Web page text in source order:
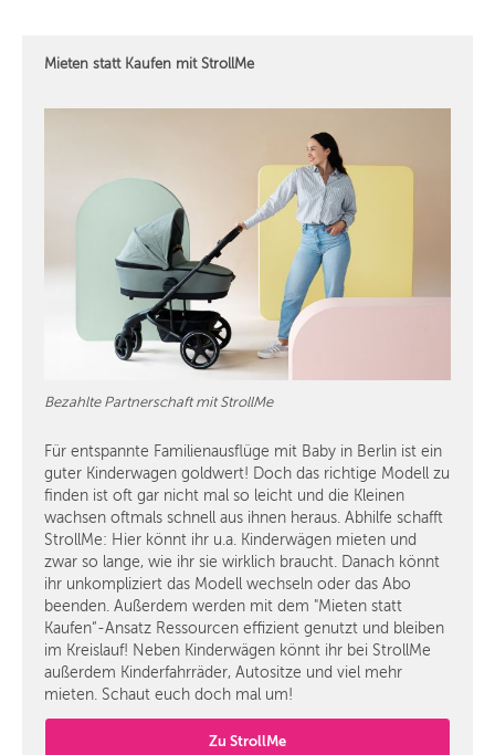
Mieten statt Kaufen mit StrollMe
Bezahlte Partnerschaft mit StrollMe
Für entspannte Familienausflüge mit Baby in Berlin ist ein
guter Kinderwagen goldwert! Doch das richtige Modell zu
finden ist oft gar nicht mal so leicht und die Kleinen
wachsen oftmals schnell aus ihnen heraus. Abhilfe schafft
StrollMe: Hier könnt ihr u.a. Kinderwägen mieten und
zwar so lange, wie ihr sie wirklich braucht. Danach könnt
ihr unkompliziert das Modell wechseln oder das Abo
beenden. Außerdem werden mit dem "Mieten statt
Kaufen“-Ansatz Ressourcen effizient genutzt und bleiben
im Kreislauf! Neben Kinderwägen könnt ihr bei StrollMe
außerdem Kinderfahrräder, Autositze und viel mehr
mieten. Schaut euch doch mal um!
Zu StrollMe